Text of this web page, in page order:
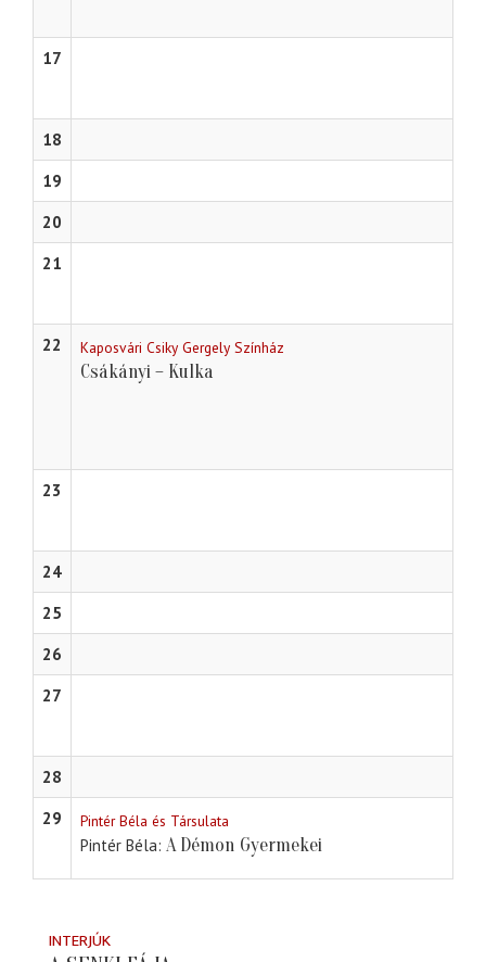
17
18
19
20
21
22 Kaposvári Csiky Gergely Színház
Csákányi – Kulka
23
24
25
26
27
28
29
Pintér Béla és Társulata
Pintér Béla A Démon Gyermekei
INTERJÚK